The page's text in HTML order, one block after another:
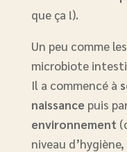
que ça !).
Un peu comme
microbiote
Il a commencé à
naissance puis
environnement
niveau